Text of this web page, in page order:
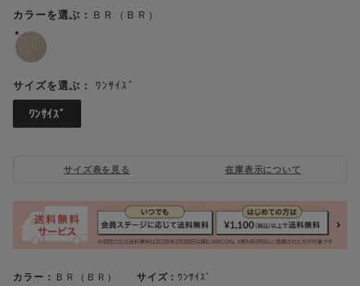
カラーを選ぶ： ＢＲ（ＢＲ）
サイズを選ぶ： ﾜﾝｻｲｽﾞ
ﾜﾝｻｲｽﾞ
サイズ表を見る 在庫表示について
カラー： ＢＲ（ＢＲ） サイズ： ﾜﾝｻｲｽﾞ